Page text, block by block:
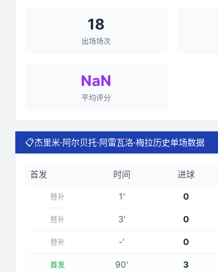
18
出场场次
NaN
平均评分
📋杰里米·阿尔贝托·阿雷瓦洛·梅拉历史单场数据
首发 时间 进球
替补 1' 0
替补 3' 0
替补 -' 0
首发 90' 3